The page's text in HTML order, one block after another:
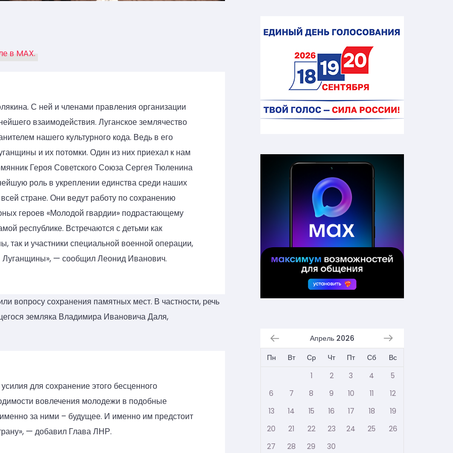
в MAX.
С ней и членами правления организации
взаимодействия. Луганское землячество
нашего культурного кода. Ведь в его
и их потомки. Один из них приехал к нам
Героя Советского Союза Сергея Тюленина
роль в укреплении единства среди наших
стране. Они ведут работу по сохранению
героев «Молодой гвардии» подрастающему
республике. Встречаются с детьми как
так и участники специальной военной операции,
Луганщины», — сообщил Леонид Иванович.
вопросу сохранения памятных мест. В частности, речь
земляка Владимира Ивановича Даля,
для сохранение этого бесценного
вовлечения молодежи в подобные
за ними – будущее. И именно им предстоит
— добавил Глава ЛНР.
Апрель 2026
Пн
Вт Ср Чт Пт Сб
Вс
1
2 3 4
5
6
7 8 9 10 11
12
13
14 15 16 17 18
19
20
21 22 23 24 25
26
27
28 29 30